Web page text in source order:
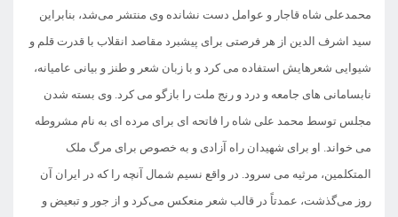
محمدعلی شاه قاجار و عوامل دست نشانده‌ وی منتشر می‌شد، بنابراین
سید اشرف الدین از هر فرصتی برای پیشبرد مقاصد انقلاب با قدرت قلم و
شیوایی شعرهایش استفاده می کرد و با زبان شعر و طنز و بیانی عامیانه،
نابسامانی های جامعه و درد و رنج ملت را بازگو می کرد. وی بسته شدن
مجلس توسط محمد علی شاه را فاتحه ای برای مرده ای به نام مشروطه
می خواند. او برای شهیدان راه آزادی و به خصوص برای مرگ ملک
المتکلمین، مرثیه می سرود. در واقع نسیم شمال آنچه را که در ایران آن
روز می‌گذشت، عمدتاً در قالب شعر منعکس می‌کرد و از جور و تبعیض و